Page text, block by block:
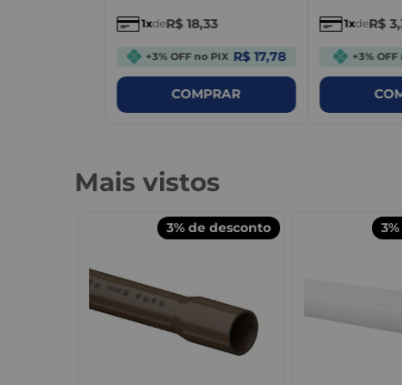
1 deR$ 18,33
+3% OFF no PIX R$ 17,78
COMPRAR
1 deR$ 3,
+3% OFF
Mais vistos
3% de desconto 3%